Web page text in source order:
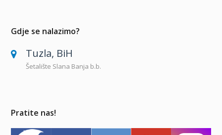
Gdje se nalazimo?
Tuzla, BiH
Šetalište Slana Banja b.b.
Pratite nas!